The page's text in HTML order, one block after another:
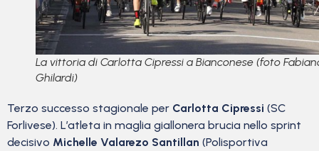
La vittoria di Carlotta Cipressi a Bianconese (foto
Ghilardi)
Terzo successo stagionale per Carlotta Cipressi (SC
Forlivese). L’atleta in maglia giallonera brucia nello sprint
decisivo Michelle Valarezo Santillan (Polisportiva